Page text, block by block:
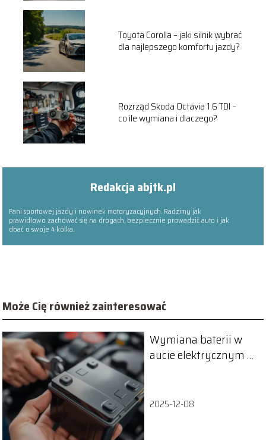
Toyota Corolla – jaki silnik wybrać
dla najlepszego komfortu jazdy?
Rozrząd Skoda Octavia 1.6 TDI –
co ile wymiana i dlaczego?
Redakcja abjtk.pl
Fani sportowej jazdy i nowinek motoryzacyjnych. Radzimy jak
prawidłowo zachować się na drogach, bezpiecznie prowadzić auto i jak
dbać o swoje 4 kółka.
Może Cię również zainteresować
Wymiana baterii w
aucie elektrycznym –
2025-12-08